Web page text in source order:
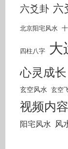
六爻卦 六
北京阳宅风水
四柱八字 大
心灵成长
玄空风水 玄空
视频内容
阳宅风水 风